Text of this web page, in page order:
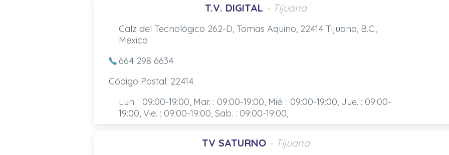
T.V. DIGITAL - Tijuana
Calz del Tecnológico 262-D, Tomas Aquino, 22414 Tijuana, B.C.,
Mexico
664 298 6634
Código Postal: 22414
Lun. : 09:00-19:00, Mar. : 09:00-19:00, Mié. : 09:00-19:00, Jue. : 09:00-
19:00, Vie. : 09:00-19:00, Sab. : 09:00-19:00,
TV SATURNO - Tijuana